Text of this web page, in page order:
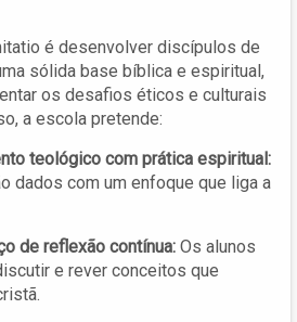
é desenvolver discípulos de
sólida base bíblica e espiritual,
os desafios éticos e culturais
a escola pretende:
teológico com prática espiritual:
dados com um enfoque que liga a
de reflexão contínua: Os alunos
e rever conceitos que